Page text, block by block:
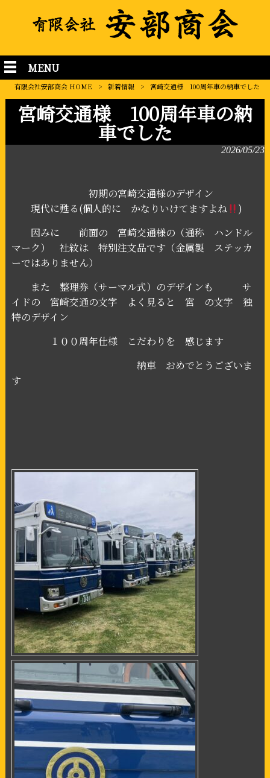
MENU
有限会社安部商会 HOME > 新着情報 > 宮崎交通様 100周年車の納車でした
宮崎交通様 100周年車の納
車でした
2026/05/23
初期の宮崎交通様のデザイン
現代に甦る(個人的に かなりいけてますよね
)
因みに 前面の 宮崎交通様の（通称 ハンドル
マーク） 社紋は 特別注文品です（金属製 ステッカ
ーではありません）
また 整理券（サーマル式）のデザインも サ
イドの 宮崎交通の文字 よく見ると 宮 の文字 独
特のデザイン
１００周年仕様 こだわりを 感じます
納車 おめでとうございま
す